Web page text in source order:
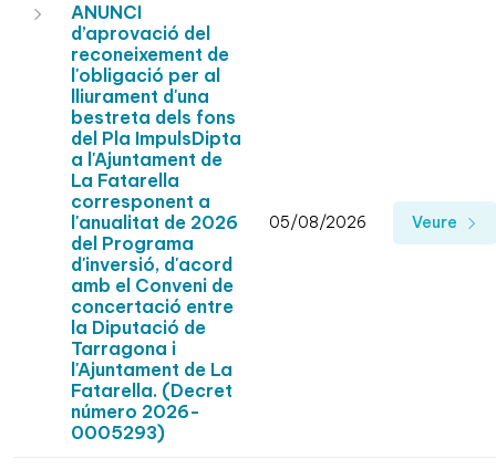
ANUNCI
d’aprovació del
reconeixement de
l'obligació per al
lliurament d'una
bestreta dels fons
del Pla ImpulsDipta
a l'Ajuntament de
La Fatarella
corresponent a
l'anualitat de 2026
del Programa
d'inversió, d'acord
amb el Conveni de
concertació entre
la Diputació de
Tarragona i
l'Ajuntament de La
Fatarella. (Decret
número 2026-
0005293)
05/08/2026 Veure